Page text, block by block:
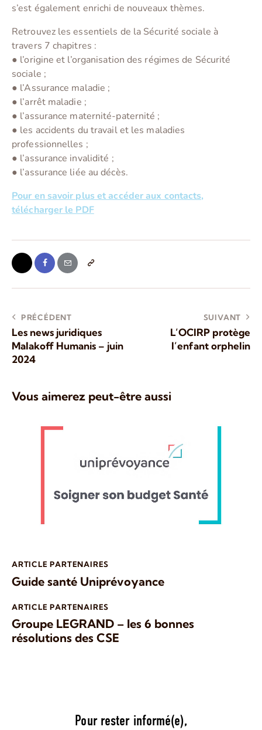
s’est également enrichi de nouveaux thèmes.
Retrouvez les essentiels de la Sécurité sociale à
travers 7 chapitres :
● l’origine et l’organisation des régimes de Sécurité
sociale ;
● l’Assurance maladie ;
● l’arrêt maladie ;
● l’assurance maternité-paternité ;
● les accidents du travail et les maladies
professionnelles ;
● l’assurance invalidité ;
● l’assurance liée au décès.
Pour en savoir plus et accéder aux contacts,
télécharger le PDF
PRÉCÉDENT
Les news juridiques
Malakoff Humanis – juin
2024
SUIVANT
L’OCIRP protège
l’enfant orphelin
Vous aimerez peut-être aussi
ARTICLE PARTENAIRES
Guide santé Uniprévoyance
ARTICLE PARTENAIRES
Groupe LEGRAND – les 6 bonnes
résolutions des CSE
Pour rester informé(e),